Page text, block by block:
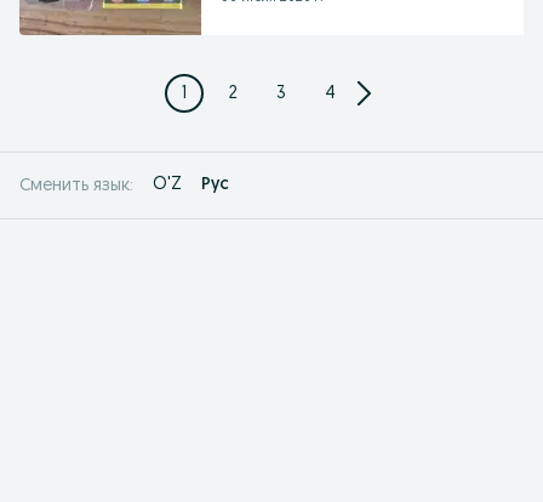
1 2 3 4
Сменить язык: O'Z Рус